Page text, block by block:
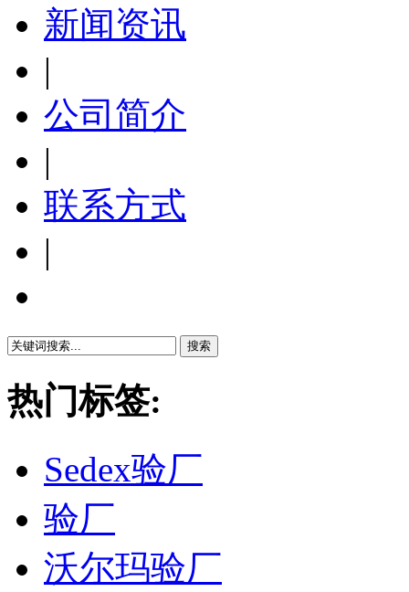
新闻资讯
|
公司简介
|
联系方式
|
热门标签:
Sedex验厂
验厂
沃尔玛验厂